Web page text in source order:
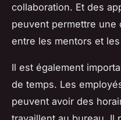
collaboration. Et des
peuvent permettre une
entre les mentors et
Il est également
de temps. Les
peuvent avoir des